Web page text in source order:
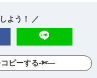
よう！ ／
コピーする-✄—